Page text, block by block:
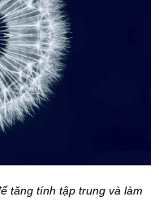
tăng tính tập trung và làm